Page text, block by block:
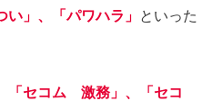
い」、「パワハラ」 といった
「 セコム 激務」、「 セコ